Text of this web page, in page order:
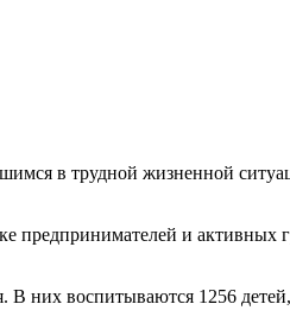
в трудной жизненной
предпринимателей и активных
В них воспитываются 1256